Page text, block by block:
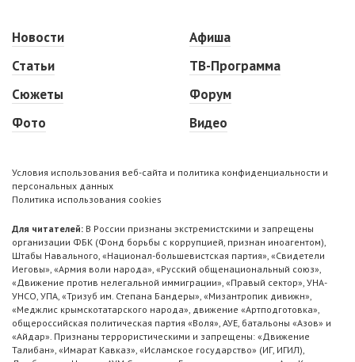
Новости
Статьи
Сюжеты
Фото
Афиша
ТВ-Программа
Форум
Видео
Условия использования веб-сайта и политика конфиденциальности и
персональных данных
Политика использования cookies
Для читателей: В России признаны экстремистскими и запрещены
организации ФБК (Фонд борьбы с коррупцией, признан иноагентом),
Штабы Навального, «Национал-большевистская партия», «Свидетели
Иеговы», «Армия воли народа», «Русский общенациональный союз»,
«Движение против нелегальной иммиграции», «Правый сектор», УНА-
УНСО, УПА, «Тризуб им. Степана Бандеры», «Мизантропик дивижн»,
«Меджлис крымскотатарского народа», движение «Артподготовка»,
общероссийская политическая партия «Воля», АУЕ, батальоны «Азов» и
«Айдар». Признаны террористическими и запрещены: «Движение
Талибан», «Имарат Кавказ», «Исламское государство» (ИГ, ИГИЛ),